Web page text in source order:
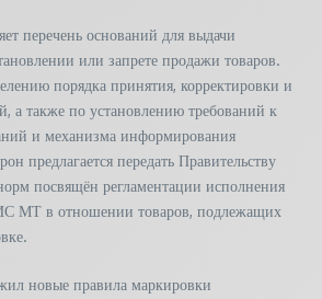
перечень оснований для выдачи
или запрете продажи товаров.
порядка принятия, корректировки и
а также по установлению требований к
и механизма информирования
предлагается передать Правительству
посвящён регламентации исполнения
МТ в отношении товаров, подлежащих
новые правила маркировки